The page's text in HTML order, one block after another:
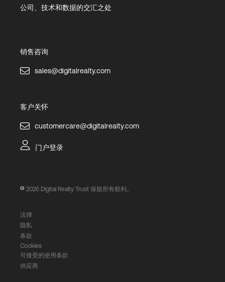
公司、技术和数据的交汇之处
销售咨询
sales@digitalrealty.com
客户关怀
customercare@digitalrealty.com
门户登录
2026 Digital Realty Trust 保留所有权利。
法律
隐私
条款
Cookies
可接受的使用条款
供应商